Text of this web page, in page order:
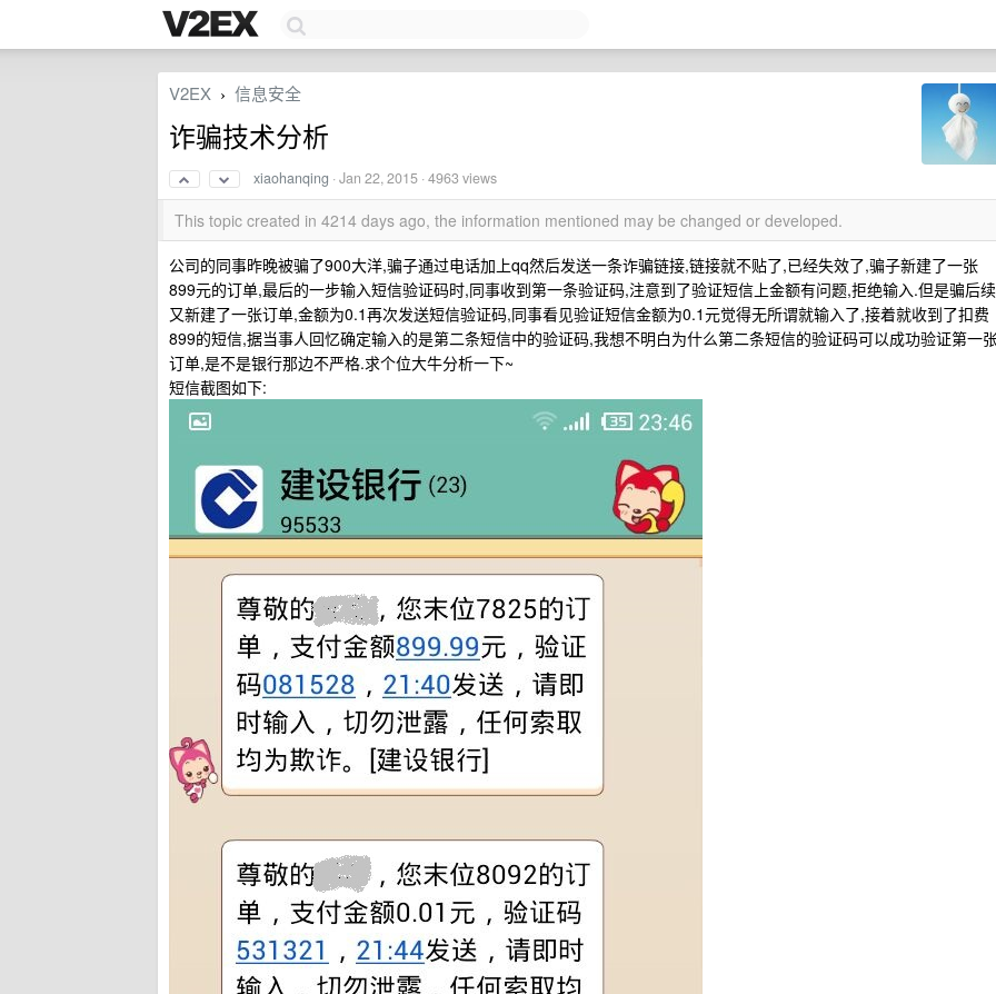
V2EX › 信息安全
诈骗技术分析
xiaohanqing ·Jan 22, 2015 · 4963 views
This topic created in 4214 days ago, the information mentioned may be changed or developed.
公司的同事昨晚被骗了900大洋,骗子通过电话加上qq然后发送一条诈骗链接,链接就不贴了,已经失效了,骗子新建了一张
899元的订单,最后的一步输入短信验证码时,同事收到第一条验证码,注意到了验证短信上金额有问题,拒绝输入.但是骗后续
又新建了一张订单,金额为0.1再次发送短信验证码,同事看见验证短信金额为0.1元觉得无所谓就输入了,接着就收到了扣费
899的短信,据当事人回忆确定输入的是第二条短信中的验证码,我想不明白为什么第二条短信的验证码可以成功验证第一
订单,是不是银行那边不严格.求个位大牛分析一下~
短信截图如下: